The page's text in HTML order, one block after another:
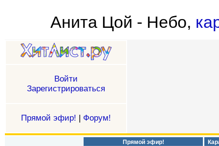
Анита Цой - Небо,
Войти
Зарегистрироваться
Прямой эфир! | Форум!
Прямой эфир!